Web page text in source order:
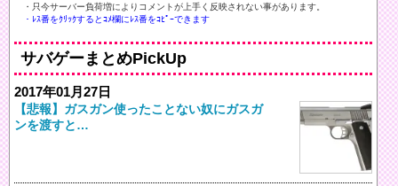
・只今サーバー負荷増によりコメントが上手く反映されない事があります。
・ﾚｽ番をｸﾘｯｸするとｺﾒ欄にﾚｽ番をｺﾋﾟｰできます
サバゲーまとめPickUp
2017年01月27日
【悲報】ガスガン使ったことない奴にガスガ
ンを渡すと…